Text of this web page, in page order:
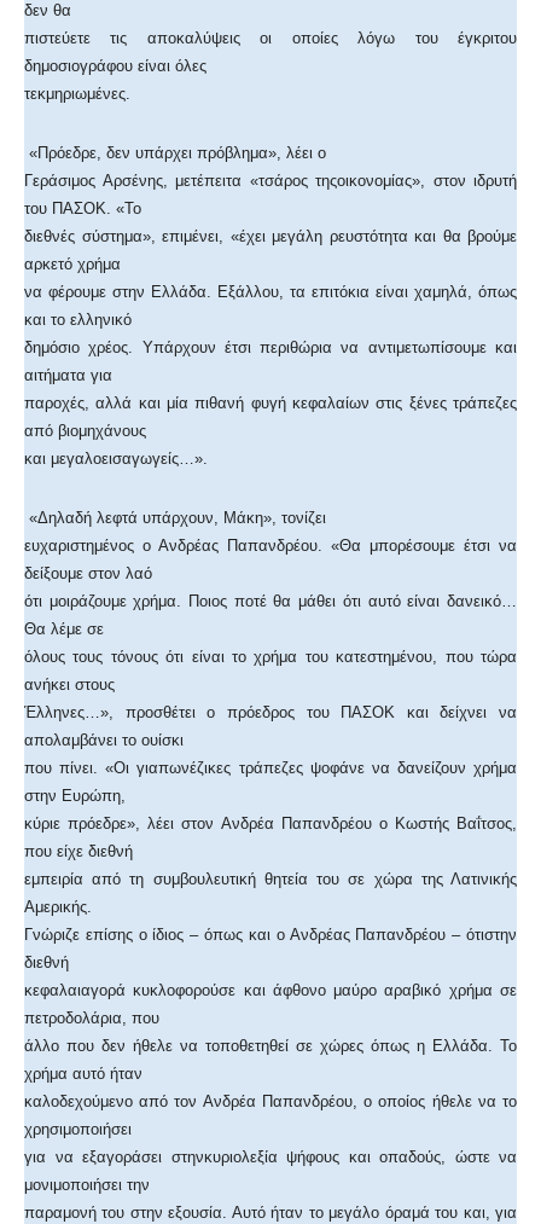
δεν θα
πιστεύετε τις αποκαλύψεις οι οποίες λόγω του έγκριτου
δημοσιογράφου είναι όλες
τεκμηριωμένες.
«Πρόεδρε, δεν υπάρχει πρόβλημα», λέει ο
Γεράσιμος Αρσένης, μετέπειτα «τσάρος τηςοικονομίας», στον ιδρυτή
του ΠΑΣΟΚ. «Το
διεθνές σύστημα», επιμένει, «έχει μεγάλη ρευστότητα και θα βρούμε
αρκετό χρήμα
να φέρουμε στην Ελλάδα. Εξάλλου, τα επιτόκια είναι χαμηλά, όπως
και το ελληνικό
δημόσιο χρέος. Υπάρχουν έτσι περιθώρια να αντιμετωπίσουμε και
αιτήματα για
παροχές, αλλά και μία πιθανή φυγή κεφαλαίων στις ξένες τράπεζες
από βιομηχάνους
και μεγαλοεισαγωγείς…».
«Δηλαδή λεφτά υπάρχουν, Μάκη», τονίζει
ευχαριστημένος ο Ανδρέας Παπανδρέου. «Θα μπορέσουμε έτσι να
δείξουμε στον λαό
ότι μοιράζουμε χρήμα. Ποιος ποτέ θα μάθει ότι αυτό είναι δανεικό…
Θα λέμε σε
όλους τους τόνους ότι είναι το χρήμα του κατεστημένου, που τώρα
ανήκει στους
Έλληνες…», προσθέτει ο πρόεδρος του ΠΑΣΟΚ και δείχνει να
απολαμβάνει το ουίσκι
που πίνει. «Οι γιαπωνέζικες τράπεζες ψοφάνε να δανείζουν χρήμα
στην Ευρώπη,
κύριε πρόεδρε», λέει στον Ανδρέα Παπανδρέου ο Κωστής Βαΐτσος,
που είχε διεθνή
εμπειρία από τη συμβουλευτική θητεία του σε χώρα της Λατινικής
Αμερικής.
Γνώριζε επίσης ο ίδιος – όπως και ο Ανδρέας Παπανδρέου – ότιστην
διεθνή
κεφαλαιαγορά κυκλοφορούσε και άφθονο μαύρο αραβικό χρήμα σε
πετροδολάρια, που
άλλο που δεν ήθελε να τοποθετηθεί σε χώρες όπως η Ελλάδα. Το
χρήμα αυτό ήταν
καλοδεχούμενο από τον Ανδρέα Παπανδρέου, ο οποίος ήθελε να το
χρησιμοποιήσει
για να εξαγοράσει στηνκυριολεξία ψήφους και οπαδούς, ώστε να
μονιμοποιήσει την
παραμονή του στην εξουσία. Αυτό ήταν το μεγάλο όραμά του και, για